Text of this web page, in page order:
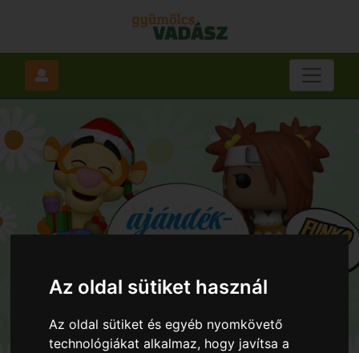
Az oldal sütiket használ
Az oldal sütiket és egyéb nyomkövető
technológiákat alkalmaz, hogy javítsa a